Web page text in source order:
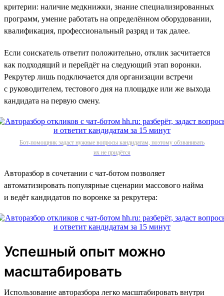
критерии: наличие медкнижки, знание специализированных
программ, умение работать на определённом оборудовании,
квалификация, профессиональный разряд и так далее.
Если соискатель ответит положительно, отклик засчитается
как подходящий и перейдёт на следующий этап воронки.
Рекрутер лишь подключается для организации встречи
с руководителем, тестового дня на площадке или же выхода
кандидата на первую смену.
Бот-помощник задаст нужные вопросы кандидатам, поэтому обзванивать
их не придётся
Авторазбор в сочетании с чат-ботом позволяет
автоматизировать популярные сценарии массового найма
и ведёт кандидатов по воронке за рекрутера:
Успешный опыт можно
масштабировать
Использование авторазбора легко масштабировать внутри